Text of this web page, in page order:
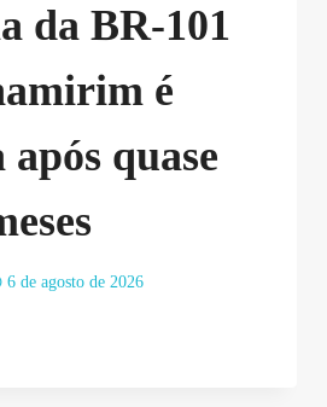
da BR-101
é
quase
6 de agosto de 2026